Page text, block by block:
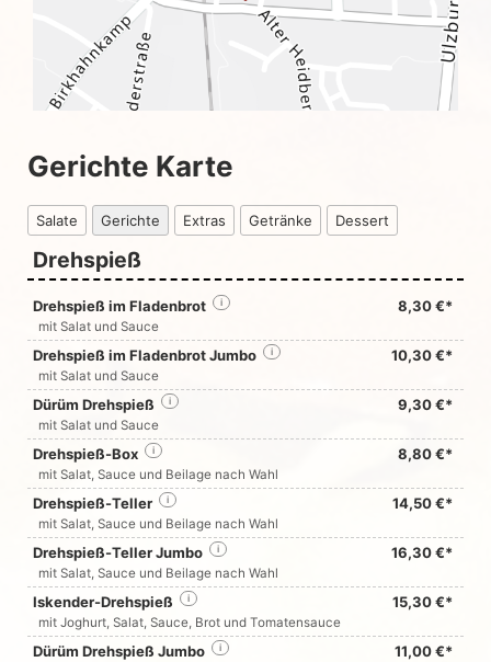
Gerichte Karte
Salate Gerichte Extras Getränke Dessert
Drehspieß
Drehspieß im Fladenbrot 8,30 €*
i
mit Salat und Sauce
Drehspieß im Fladenbrot Jumbo 10,30 €*
i
mit Salat und Sauce
Dürüm Drehspieß 9,30 €*
i
mit Salat und Sauce
Drehspieß-Box 8,80 €*
i
mit Salat, Sauce und Beilage nach Wahl
Drehspieß-Teller 14,50 €*
i
mit Salat, Sauce und Beilage nach Wahl
Drehspieß-Teller Jumbo 16,30 €*
i
mit Salat, Sauce und Beilage nach Wahl
Iskender-Drehspieß 15,30 €*
i
mit Joghurt, Salat, Sauce, Brot und Tomatensauce
Dürüm Drehspieß Jumbo 11,00 €*
i